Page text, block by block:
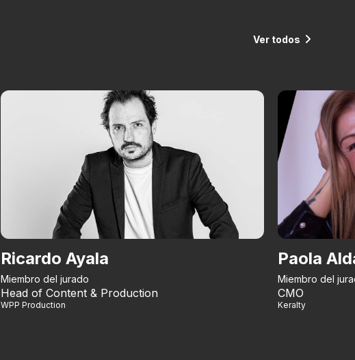
Ver todos
Ricardo Ayala
Miembro del jurado
Head of Content & Production
WPP Production
Paola
Miembro del
CMO
Keralty